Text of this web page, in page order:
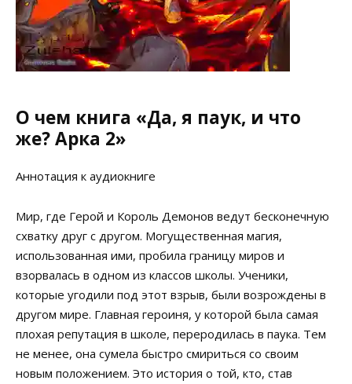
О чем книга «Да, я паук, и что
же? Арка 2»
Аннотация к аудиокниге
Мир, где Герой и Король Демонов ведут бесконечную
схватку друг с другом. Могущественная магия,
использованная ими, пробила границу миров и
взорвалась в одном из классов школы. Ученики,
которые угодили под этот взрыв, были возрождены в
другом мире. Главная героиня, у которой была самая
плохая репутация в школе, переродилась в паука. Тем
не менее, она сумела быстро смириться со своим
новым положением. Это история о той, кто, став